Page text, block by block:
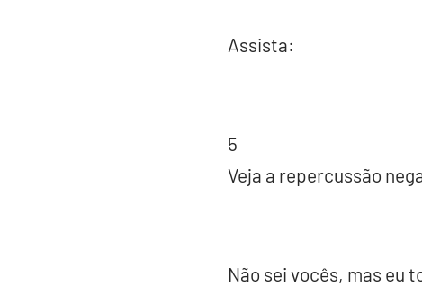
Assista:
5
Veja a repercussão
Não sei vocês, mas eu